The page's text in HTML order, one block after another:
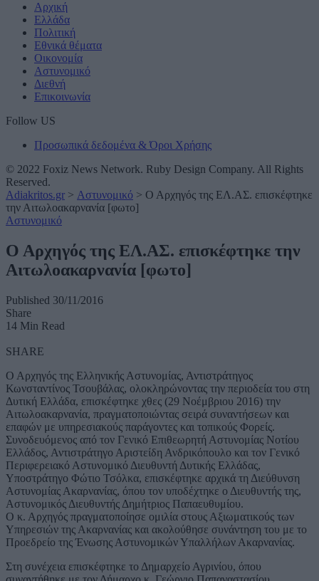
Αρχική
Ελλάδα
Πολιτική
Εθνικά θέματα
Οικονομία
Αστυνομικό
Διεθνή
Επικοινωνία
Follow US
Προσωπικά δεδομένα & Όροι Χρήσης
© 2022 Foxiz News Network. Ruby Design Company. All Rights
Reserved.
Adiakritos.gr > Αστυνομικό > Ο Αρχηγός της ΕΛ.ΑΣ. επισκέφτηκε
την Αιτωλοακαρνανία [φωτο]
Αστυνομικό
Ο Αρχηγός της ΕΛ.ΑΣ. επισκέφτηκε την
Αιτωλοακαρνανία [φωτο]
Published 30/11/2016
Share
14 Min Read
SHARE
Ο Αρχηγός της Ελληνικής Αστυνομίας, Αντιστράτηγος
Κωνσταντίνος Τσουβάλας, ολοκληρώνοντας την περιοδεία του στη
Δυτική Ελλάδα, επισκέφτηκε χθες (29 Νοέμβριου 2016) την
Αιτωλοακαρνανία, πραγματοποιώντας σειρά συναντήσεων και
επαφών με υπηρεσιακούς παράγοντες και τοπικούς Φορείς.
Συνοδευόμενος από τον Γενικό Επιθεωρητή Αστυνομίας Νοτίου
Ελλάδος, Αντιστράτηγο Αριστείδη Ανδρικόπουλο και τον Γενικό
Περιφερειακό Αστυνομικό Διευθυντή Δυτικής Ελλάδας,
Υποστράτηγο Φώτιο Τσόλκα, επισκέφτηκε αρχικά τη Διεύθυνση
Αστυνομίας Ακαρνανίας, όπου τον υποδέχτηκε ο Διευθυντής της,
Αστυνομικός Διευθυντής Δημήτριος Παπαευθυμίου.
Ο κ. Αρχηγός πραγματοποίησε ομιλία στους Αξιωματικούς των
Υπηρεσιών της Ακαρνανίας και ακολούθησε συνάντηση του με το
Προεδρείο της Ένωσης Αστυνομικών Υπαλλήλων Ακαρνανίας.
Στη συνέχεια επισκέφτηκε το Δημαρχείο Αγρινίου, όπου